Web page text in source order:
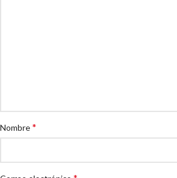
Nombre*